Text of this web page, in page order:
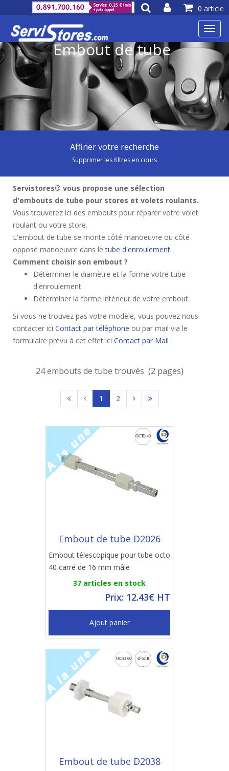
0 article
Embout de tube
Affiner votre recherche
Supprimer les filtres en cours
Servistores® vous propose une sélection
d'embouts de tube pour stores et volets roulants.
Vous trouverez ici des embouts pour réparer votre volet
roulant ou votre store.
L'embout de tube se monte côté manoeuvre ou côté
opposé manoeuvre dans letube d'enroulement.
Comment choisir son embout ?
Déterminer le diamètre et la forme votre tube
d'enroulement
Déterminer la forme intérieur de votre embout
Si vous ne trouvez pas votre modèle, vous pouvez nous
contacter ici Contact par téléphone ou par mail via le
formulaire prévu à cet effet ici Contact par Mail
24 embouts de tube trouvés (2 pages)
1 2
Embout de tube D2026
Embout télescopique pour tube octo
40 carré de 16 mm mâle
37 articles en stock
Prix: 12.43€ HT
Ajout panier
Embout de tube D2038